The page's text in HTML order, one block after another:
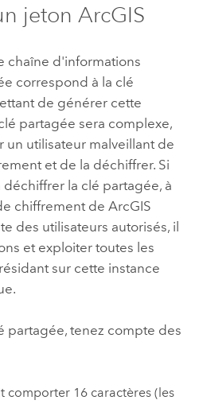
jeton ArcGIS
chaîne d'informations
correspond à la clé
de générer cette
partagée sera complexe,
un utilisateur malveillant de
et de la déchiffrer. Si
la clé partagée, à
chiffrement de ArcGIS
des utilisateurs autorisés, il
et exploiter toutes les
sur cette instance
partagée, tenez compte des
comporter 16 caractères (les